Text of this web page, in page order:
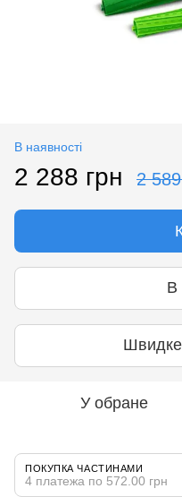
В наявності
2 288 грн 2
В
У обране
ПОКУПКА ЧАСТИНАМИ
4 платежа по 572.00 грн